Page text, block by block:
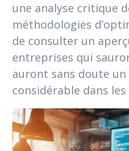
une analyse critique
méthodologies
de consulter un
entreprises qui
auront sans doute
considérable dans les